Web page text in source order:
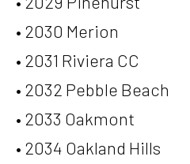
• 2030 Merion
• 2031 Riviera CC
• 2032 Pebble Beach
• 2033 Oakmont
• 2034 Oakland Hills